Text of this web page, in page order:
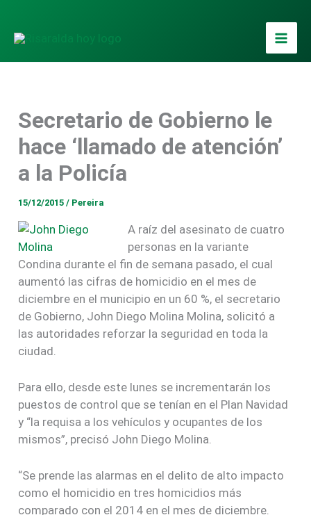
contenido
Secretario de Gobierno le
hace ‘llamado de atención’
a la Policía
15/12/2015/ Pereira
A raíz del asesinato de cuatro
personas en la variante
Condina durante el fin de semana pasado, el cual
aumentó las cifras de homicidio en el mes de
diciembre en el municipio en un 60 %, el secretario
de Gobierno, John Diego Molina Molina, solicitó a
las autoridades reforzar la seguridad en toda la
ciudad.
Para ello, desde este lunes se incrementarán los
puestos de control que se tenían en el Plan Navidad
y “la requisa a los vehículos y ocupantes de los
mismos”, precisó John Diego Molina.
“Se prende las alarmas en el delito de alto impacto
como el homicidio en tres homicidios más
comparado con el 2014 en el mes de diciembre.